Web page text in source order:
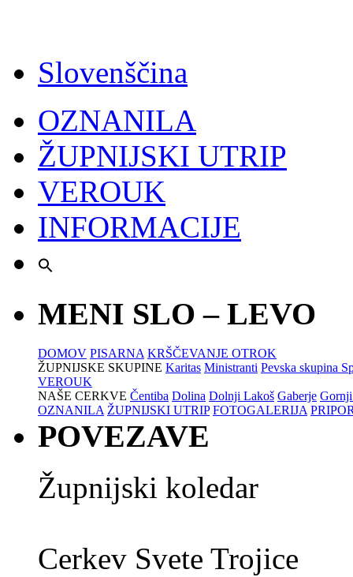
Slovenščina
OZNANILA
ŽUPNIJSKI UTRIP
VEROUK
INFORMACIJE
MENI SLO – LEVO
DOMOV PISARNA KRŠČEVANJE OTROK
ŽUPNIJSKE SKUPINE Karitas Ministranti Pevska skupina
VEROUK
NAŠE CERKVE Čentiba Dolina Dolnji Lakoš Gaberje
OZNANILA ŽUPNIJSKI UTRIP FOTOGALERIJA
POVEZAVE
Župnijski koledar
Cerkev Svete Trojice